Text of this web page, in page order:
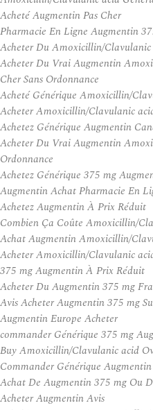
Acheté Augmentin Pas Cher
Pharmacie En Ligne Augmentin
Acheter Du Amoxicillin/Clavulanic
Acheter Du Vrai Augmentin
Cher Sans Ordonnance
Acheté Générique Amoxicillin/
Acheter Amoxicillin/Clavulanic
Achetez Générique Augmentin
Acheter Du Vrai Augmentin
Ordonnance
Achetez Générique 375 mg
Augmentin Achat Pharmacie En
Achetez Augmentin À Prix Réduit
Combien Ça Coûte Amoxicillin/
Achat Augmentin Amoxicillin/
Acheter Amoxicillin/Clavulanic
375 mg Augmentin À Prix Réduit
Acheter Du Augmentin 375 mg
Avis Acheter Augmentin 375 mg
Augmentin Europe Acheter
commander Générique 375 mg
Buy Amoxicillin/Clavulanic acid
Commander Générique
Achat De Augmentin 375 mg Ou
Acheter Augmentin Avis